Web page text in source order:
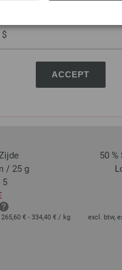
ACCEPT
/ 25 g
5
265,60 € - 334,40 € / kg
50 %
excl. btw,